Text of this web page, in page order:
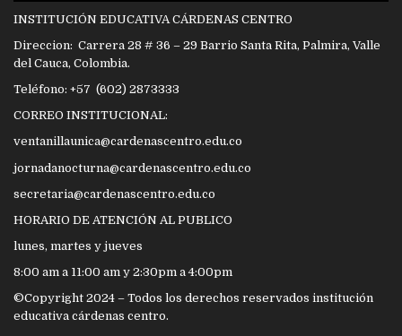
INSTITUCIÓN EDUCATIVA CÁRDENAS CENTRO
Direccion: Carrera 28 # 36 – 29 Barrio Santa Rita, Palmira, Valle
del Cauca, Colombia.
Teléfono: +57 (602) 2873333
CORREO INSTITUCIONAL:
ventanillaunica@cardenascentro.edu.co
jornadanocturna@cardenascentro.edu.co
secretaria@cardenascentro.edu.co
HORARIO DE ATENCIÓN AL PUBLICO
lunes, martes y jueves
8:00 am a 11:00 am y 2:30pm a 4:00pm
©Copyright 2024 – Todos los derechos reservados institución
educativa cárdenas centro.